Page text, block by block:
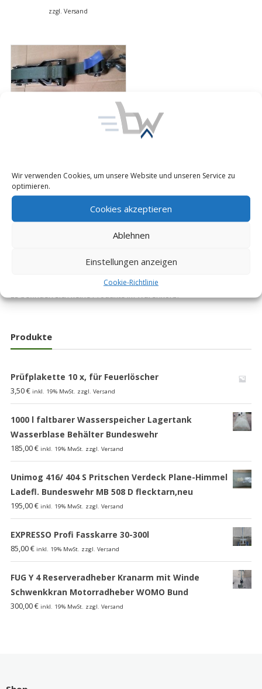
Wir verwenden Cookies, um unsere Website und unseren Service zu
optimieren.
Cookies akzeptieren
Ablehnen
Einstellungen anzeigen
Cookie-Richtlinie
zzgl. Versand
Bundeswehr Radlader
Preis:28,00€ inkl. 19% MwSt.
Es befinden sich keine Produkte im Warenkorb.
Produkte
Prüfplakette 10 x, für Feuerlöscher
3,50€ inkl. 19% MwSt. zzgl. Versand
1000 l faltbarer Wasserspeicher Lagertank
Wasserblase Behälter Bundeswehr
185,00€ inkl. 19% MwSt. zzgl. Versand
Unimog 416/ 404 S Pritschen Verdeck Plane-Himmel
Ladefl. Bundeswehr MB 508 D flecktarn,neu
195,00€ inkl. 19% MwSt. zzgl. Versand
EXPRESSO Profi Fasskarre 30-300l
85,00€ inkl. 19% MwSt. zzgl. Versand
FUG Y 4 Reserveradheber Kranarm mit Winde
Schwenkkran Motorradheber WOMO Bund
300,00€ inkl. 19% MwSt. zzgl. Versand